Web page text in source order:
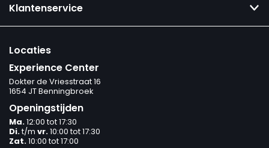
Klantenservice
Locaties
Experience Center
Dokter de Vriesstraat 16
1654 JT Benningbroek
Openingstijden
Ma.12:00 tot 17:30
Di.t/m vr.10:00 tot 17:30
Zat.10:00 tot 17:00